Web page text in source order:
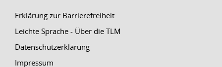
Erklärung zur Barrierefreiheit
Leichte Sprache - Über die TLM
Datenschutzerklärung
Impressum